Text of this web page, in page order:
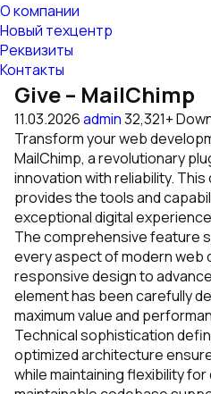
О компании
Новый техцентр
Реквизиты
Контакты
Give – MailChimp
11.03.2026admin32,321+
Transform your web
MailChimp, a revolutionary
innovation with reliability.
provides the tools and
exceptional digital
The comprehensive feature
every aspect of modern web
responsive design to
element has been carefully
maximum value and
Technical sophistication
optimized architecture
while maintaining flexibility